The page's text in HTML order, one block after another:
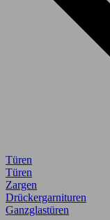
Türen
Türen
Zargen
Drückergarnituren
Ganzglastüren